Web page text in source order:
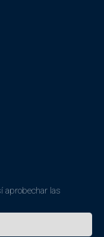
aprobechar las